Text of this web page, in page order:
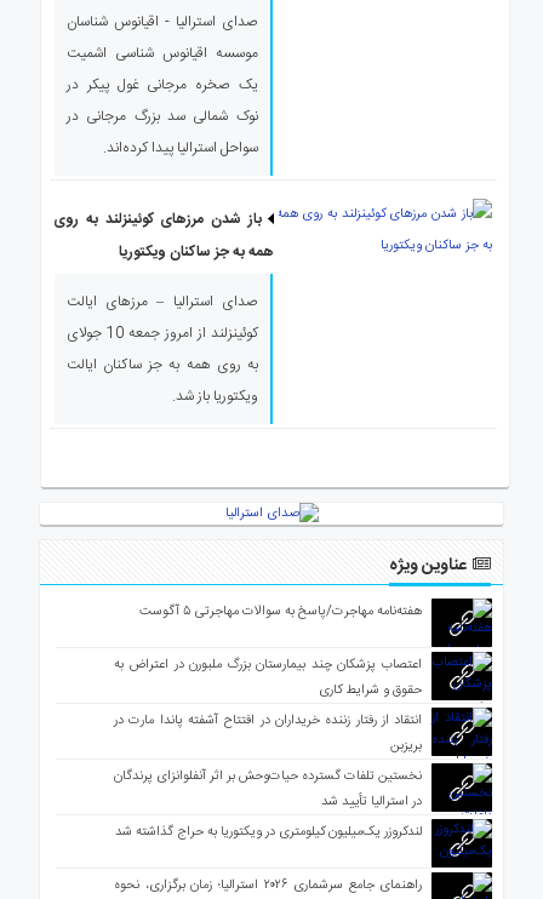
صدای استرالیا - اقیانوس شناسان
موسسه اقیانوس شناسی اشمیت
یک صخره مرجانی غول پیکر در
نوک شمالی سد بزرگ مرجانی در
سواحل استرالیا پیدا کرده‌اند.
باز شدن مرزهای کوئینزلند به روی
همه به جز ساکنان ویکتوریا
صدای استرالیا – مرزهای ایالت
کوئینزلند از امروز جمعه 10 جولای
به روی همه به جز ساکنان ایالت
ویکتوریا باز شد.
عناوین ویژه
هفته‌نامه مهاجرت/پاسخ به سوالات مهاجرتی ۵ آگوست
اعتصاب پزشکان چند بیمارستان بزرگ ملبورن در اعتراض به
حقوق و شرایط کاری
انتقاد از رفتار زننده خریداران در افتتاح آشفته پاندا مارت در
بریزبن
نخستین تلفات گسترده حیات‌وحش بر اثر آنفلوانزای پرندگان
در استرالیا تأیید شد
لندکروزر یک‌میلیون کیلومتری در ویکتوریا به حراج گذاشته شد
راهنمای جامع سرشماری ۲۰۲۶ استرالیا؛ زمان برگزاری، نحوه